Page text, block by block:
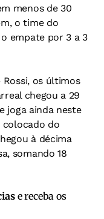
menos de 30
o time do
empate por 3 a 3
Rossi, os últimos
chegou a 29
joga ainda neste
colocado do
à décima
somando 18
e receba os